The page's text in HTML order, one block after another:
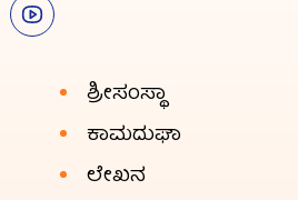
ಶ್ರೀಸಂಸ್ಥಾ
ಕಾಮದುಘಾ
ಲೇಖನ